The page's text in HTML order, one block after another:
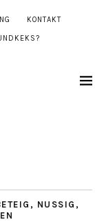
KONTAKT
, NUSSIG ,